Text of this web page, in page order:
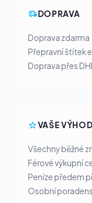
DOPRAVA
Doprava zdarma
Přepravní štítek
Doprava přes DHL
VAŠE
Všechny běžné
Férové výkupní
Peníze předem
Osobní